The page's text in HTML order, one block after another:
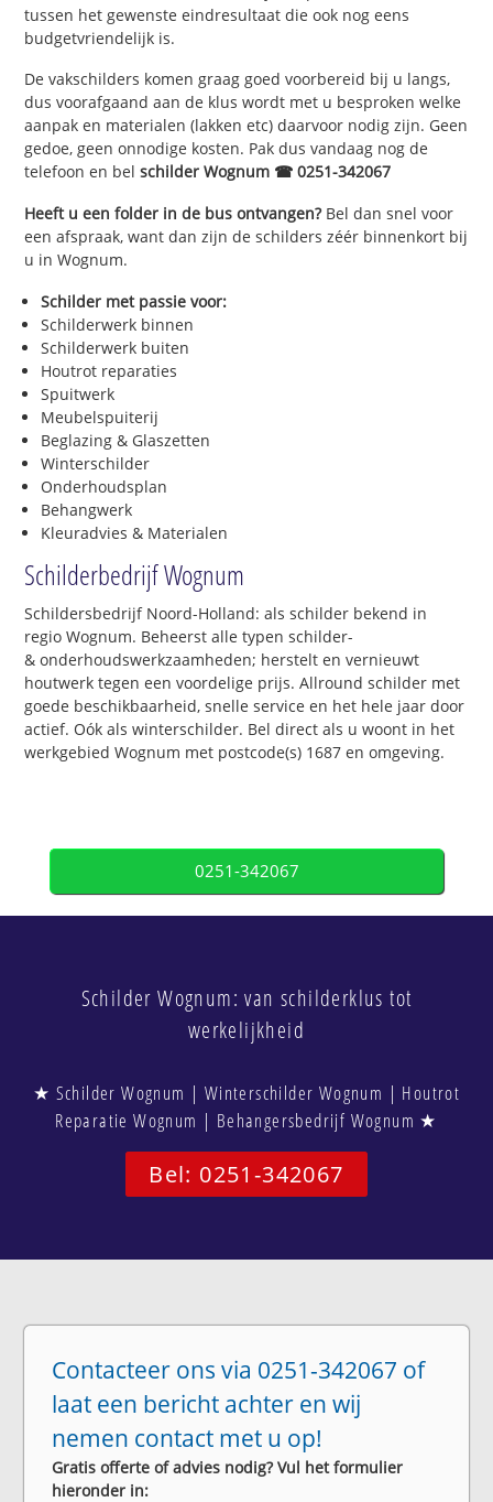
tussen het gewenste eindresultaat die ook nog eens
budgetvriendelijk is.
De vakschilders komen graag goed voorbereid bij u langs,
dus voorafgaand aan de klus wordt met u besproken welke
aanpak en materialen (lakken etc) daarvoor nodig zijn. Geen
gedoe, geen onnodige kosten. Pak dus vandaag nog de
telefoon en belschilder Wognum ☎ 0251-342067
Heeft u een folder in de bus ontvangen?Bel dan snel voor
een afspraak, want dan zijn de schilders zéér binnenkort bij
u in Wognum.
Schilder met passie voor:
Schilderwerk binnen
Schilderwerk buiten
Houtrot reparaties
Spuitwerk
Meubelspuiterij
Beglazing & Glaszetten
Winterschilder
Onderhoudsplan
Behangwerk
Kleuradvies & Materialen
Schilderbedrijf Wognum
Schildersbedrijf Noord-Holland: als schilder bekend in
regio Wognum. Beheerst alle typen schilder-
& onderhoudswerkzaamheden; herstelt en vernieuwt
houtwerk tegen een voordelige prijs. Allround schilder met
goede beschikbaarheid, snelle service en het hele jaar door
actief. Oók als winterschilder. Bel direct als u woont in het
werkgebied Wognum met postcode(s) 1687 en omgeving.
0251-342067
Schilder Wognum: van schilderklus tot
werkelijkheid
★ Schilder Wognum | Winterschilder Wognum | Houtrot
Reparatie Wognum | Behangersbedrijf Wognum ★
Bel: 0251-342067
Contacteer ons via 0251-342067 of
laat een bericht achter en wij
nemen contact met u op!
Gratis offerte of advies nodig? Vul het formulier
hieronder in: